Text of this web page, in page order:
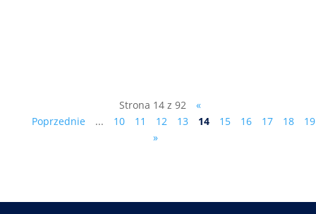
Strona 14 z 92
«
Poprzednie
... 10 11 12 13 14 15 16 17 18
19
»